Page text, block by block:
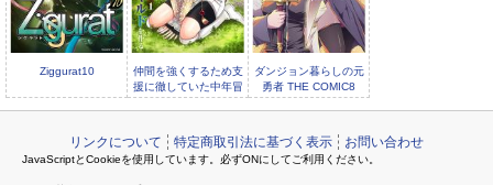
タコと天使たち第19話
【単話】
Ziggurat10
仲間を強くするため支
援に徹していた中年冒
険者、追放され自分だ
ダンジョン暮らしの元
勇者 THE COMIC8
リンクについて 特定商取引法に基づく表示 お問い合わせ
JavaScriptとCookieを使用しています。必ずONにしてご利用ください。